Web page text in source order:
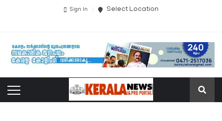
Sign In Select Location